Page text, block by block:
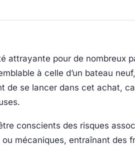
attrayante pour de nombreux
à celle d’un bateau
de se lancer dans cet achat,
conscients des risques
mécaniques, entraînant des